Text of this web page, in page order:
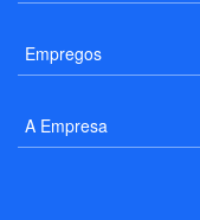
Empregos
A Empresa